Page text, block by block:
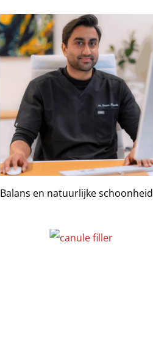
Balans en natuurlijke schoonheid